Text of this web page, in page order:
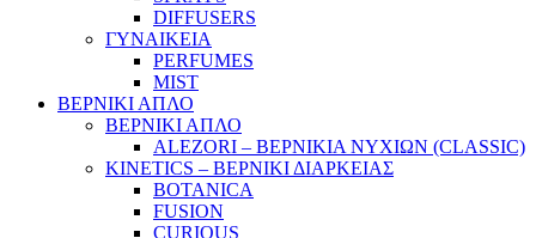
DIFFUSERS
ΓΥΝΑΙΚΕΙΑ
PERFUMES
MIST
ΒΕΡΝΙΚΙ ΑΠΛΟ
ΒΕΡΝΙΚΙ ΑΠΛΟ
ALEZORI – ΒΕΡΝΙΚΙΑ ΝΥΧΙΩΝ (CLASSIC)
KINETICS – ΒΕΡΝΙΚΙ ΔΙΑΡΚΕΙΑΣ
BOTANICA
FUSION
CURIOUS